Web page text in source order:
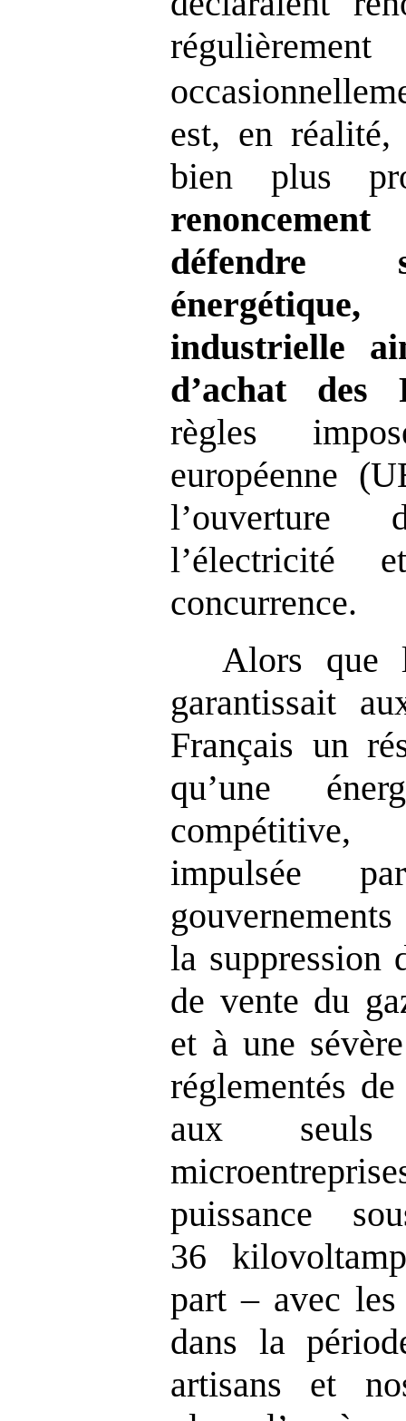
est, en réalité,
bien plus
défendre
industrielle
d’achat des
règles
européenne
l’ouverture
concurrence.
Alors que
garantissait
Français un
qu’une
compétitive,
impulsée
la suppression
de vente du
et à une
réglementés
aux seuls
puissance
36
part – avec les
dans la
artisans et